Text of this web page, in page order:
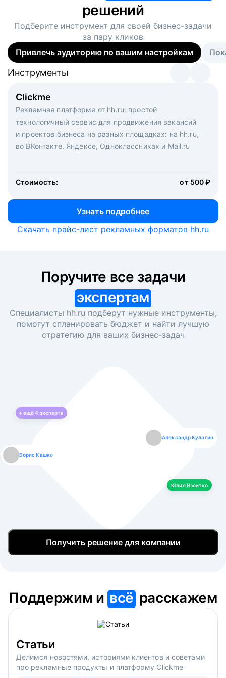
решений
Подберите инструмент для своей бизнес-задачи
за пару кликов
Привлечь аудиторию по вашим настройкам
Clickme
Рекламная платформа от hh.ru: простой
технологичный сервис для продвижения вакансий
и проектов бизнеса на разных площадках: на hh.ru,
во ВКонтакте, Яндексе, Одноклассниках и Mail.ru
Стоимость: от 500 ₽
Узнать подробнее
Инструменты
Вакансия дня
Рекламный формат для вакансий на главной странице
hh.ru. Увеличивает количество откликов
Инструменты
Массовый подбор под ключ. Решите, сколько
кандидатов и когда вам нужно, и за дело возьмутся
маркетологи, рекрутеры и проектные менеджеры
hh.ru с целым набором digital-инструментов
Инструменты
Скачать прайс-лист рекламных форматов hh.ru
экспертам
Специалисты hh.ru подберут нужные инструменты,
помогут спланировать бюджет и найти лучшую
стратегию для ваших бизнес-задач
+ ещё4 эксперта
Борис Кашко
Александр Кулагин
Юлия Изоитко
Юлия Изоитко
Даниил Макаров
Александр Кулагин
Екатерина Лазаренко
Даниил Макаров
Борис Кашко
Екатерина Лазаренко
Юлия Изоитко
Получить решение для компании
Поддержим ивсё расскажем
Статьи
Делимся новостями, историями клиентов и советами
про рекламные продукты и платформу Clickme